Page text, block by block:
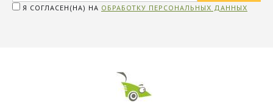
Я СОГЛАСЕН(НА) НА ОБРАБОТКУ ПЕРСОНАЛЬНЫХ ДАННЫХ